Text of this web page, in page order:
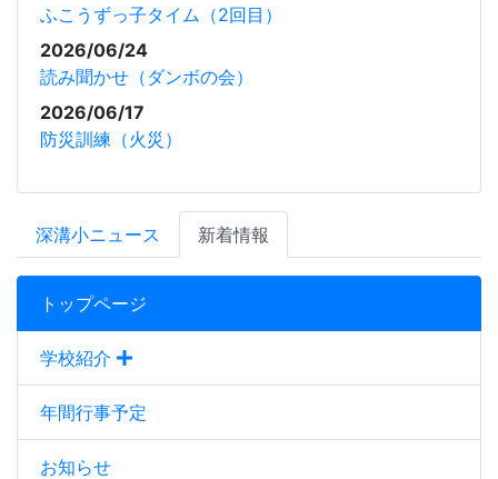
トップページ
学校紹介
年間行事予定
お知らせ
ふこうずっ子タイム（2回目）
2026/06/24
読み聞かせ（ダンボの会）
2026/06/17
防災訓練（火災）
深溝小ニュース 新着情報